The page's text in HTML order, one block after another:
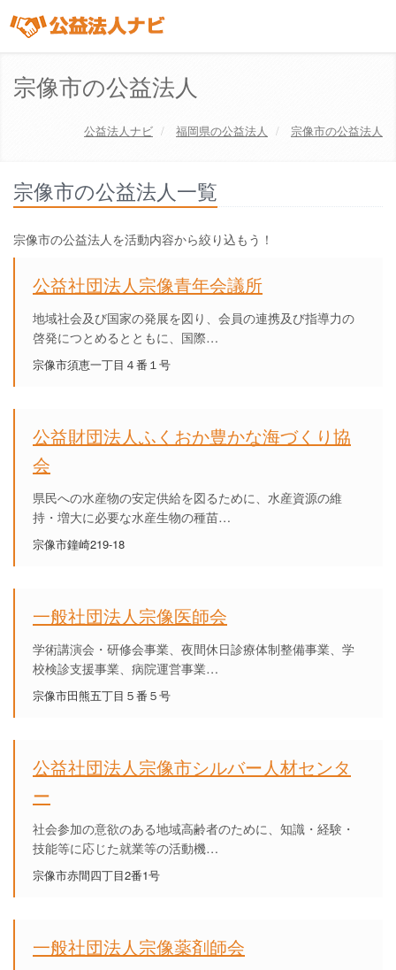
宗像市の公益法人
公益法人ナビ 福岡県の公益法人 宗像市の公益法人
宗像市の公益法人一覧
宗像市の公益法人を活動内容から絞り込もう！
公益社団法人宗像青年会議所
地域社会及び国家の発展を図り、会員の連携及び指導力の
啓発につとめるとともに、国際…
宗像市須恵一丁目４番１号
公益財団法人ふくおか豊かな海づくり協
会
県民への水産物の安定供給を図るために、水産資源の維
持・増大に必要な水産生物の種苗…
宗像市鐘崎219-18
一般社団法人宗像医師会
学術講演会・研修会事業、夜間休日診療体制整備事業、学
校検診支援事業、病院運営事業…
宗像市田熊五丁目５番５号
公益社団法人宗像市シルバー人材センタ
ー
社会参加の意欲のある地域高齢者のために、知識・経験・
技能等に応じた就業等の活動機…
宗像市赤間四丁目2番1号
一般社団法人宗像薬剤師会